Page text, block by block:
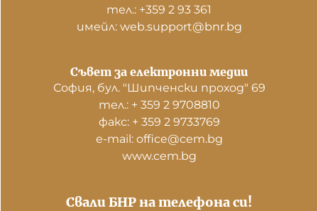
тел.: +359 2 93 361
имейл: web.support@bnr.bg
Свали БНР на телефона си!
Съвет за електронни медии
София, бул. "Шипченски проход" 69
тел.: + 359 2 9708810
факс: + 359 2 9733769
е-mail: office@cem.bg
www.cem.bg